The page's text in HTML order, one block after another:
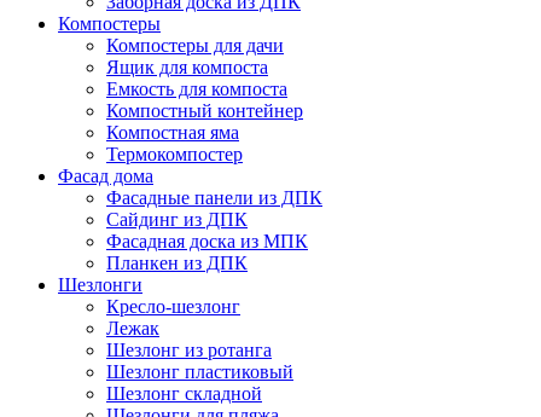
Компостеры
Компостеры для дачи
Ящик для компоста
Емкость для компоста
Компостный контейнер
Компостная яма
Термокомпостер
Фасад дома
Фасадные панели из ДПК
Сайдинг из ДПК
Фасадная доска из МПК
Планкен из ДПК
Шезлонги
Кресло-шезлонг
Лежак
Шезлонг из ротанга
Шезлонг пластиковый
Шезлонг складной